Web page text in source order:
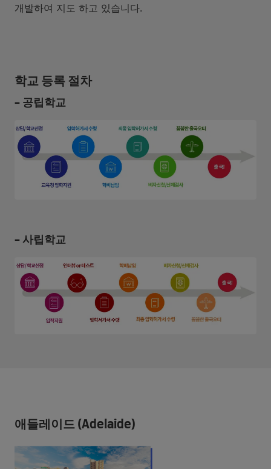
개발하여 지도 하고 있습니다.
학교 등록 절차
- 공립학교
- 사립학교
애들레이드 (Adelaide)